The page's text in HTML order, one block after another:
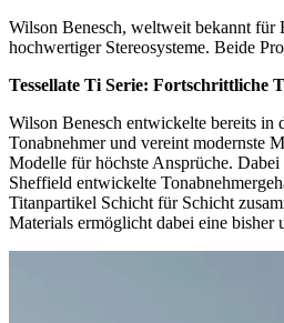
Wilson Benesch, weltweit bekannt für
hochwertiger Stereosysteme. Beide
Tessellate Ti Serie: Fortschrittliche
Wilson Benesch entwickelte bereits in
Tonabnehmer und vereint modernste
Modelle für höchste Ansprüche.
Sheffield entwickelte
Titanpartikel Schicht für Schicht
Materials ermöglicht dabei eine bisher